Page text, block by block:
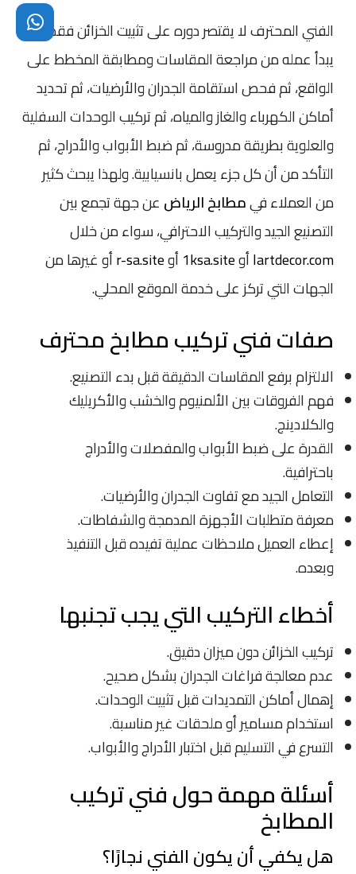
الفني المحترف لا يقتصر دوره على تثبيت الخزائن فقط، بل
يبدأ عمله من مراجعة المقاسات ومطابقة المخطط على
الواقع، ثم فحص استقامة الجدران والأرضيات، ثم تحديد
أماكن الكهرباء والغاز والمياه، ثم تركيب الوحدات السفلية
والعلوية بطريقة مدروسة، ثم ضبط الأبواب والأدراج، ثم
التأكد من أن كل جزء يعمل بانسيابية. ولهذا يبحث كثير
من العملاء فيمطابخ الرياض عن جهة تجمع بين
التصنيع الجيد والتركيب الاحترافي، سواء من خلال
lartdecor.comأو1ksa.siteأوr-sa.siteأو غيرها من
الجهات التي تركز على خدمة الموقع المحلي.
صفات فني تركيب مطابخ محترف
الالتزام برفع المقاسات الدقيقة قبل بدء التصنيع.
فهم الفروقات بين الألمنيوم والخشب والأكريليك
والكلادينج.
القدرة على ضبط الأبواب والمفصلات والأدراج
باحترافية.
التعامل الجيد مع تفاوت الجدران والأرضيات.
معرفة متطلبات الأجهزة المدمجة والشفاطات.
إعطاء العميل ملاحظات عملية تفيده قبل التنفيذ
وبعده.
أخطاء التركيب التي يجب تجنبها
تركيب الخزائن دون ميزان دقيق.
عدم معالجة فراغات الجدران بشكل صحيح.
إهمال أماكن التمديدات قبل تثبيت الوحدات.
استخدام مسامير أو ملحقات غير مناسبة.
التسرع في التسليم قبل اختبار الأدراج والأبواب.
أسئلة مهمة حول فني تركيب
المطابخ
هل يكفي أن يكون الفني نجارًا؟